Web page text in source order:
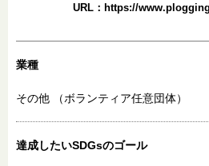
URL：https://
業種
その他 （ボランティア任意団体）
達成したいSDGsのゴール